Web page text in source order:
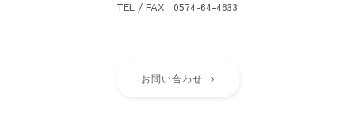
TEL / FAX 0574-64-4633
お問い合わせ